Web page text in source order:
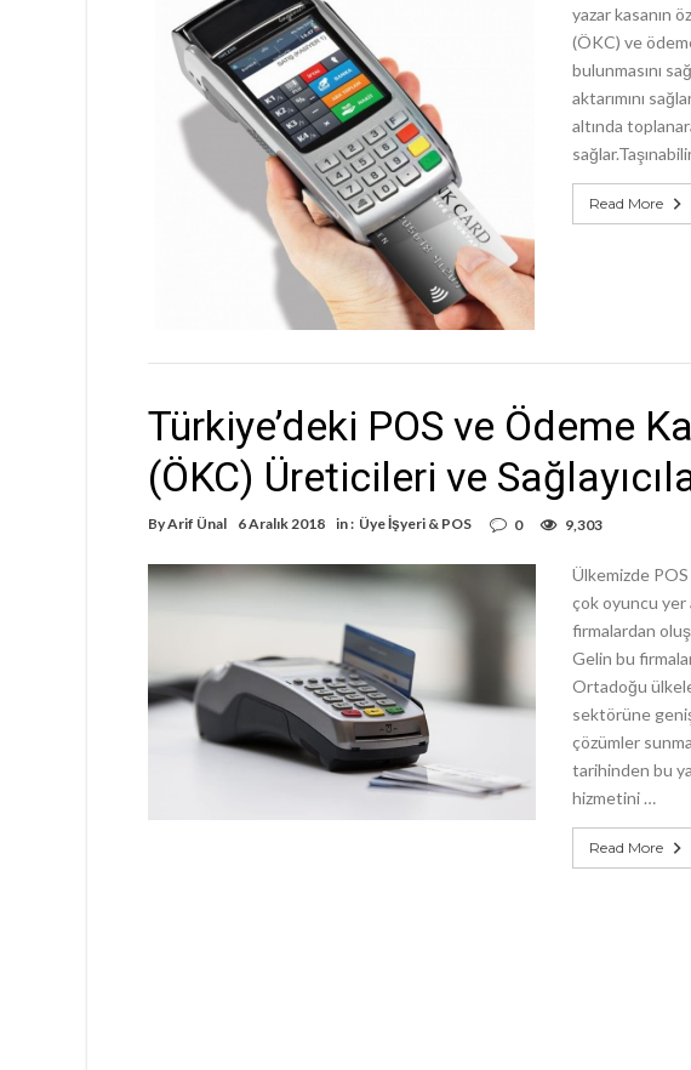
yazar kasanın
(ÖKC) ve
bulunmasını
aktarımını
altında
Read More
Türkiye’deki POS ve Ödeme
(ÖKC) Üreticileri ve
ByArif Ünal 6 Aralık 2018 in : Üye İşyeri & POS 0 9,303
Ülkemizde
çok oyuncu yer
firmalardan
Gelin bu
Ortadoğu
sektörüne
çözümler
tarihinden bu
hizmetini …
Read More